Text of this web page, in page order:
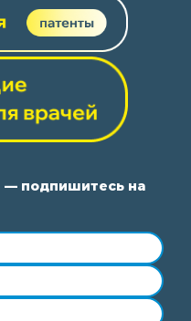
— подпишитесь на